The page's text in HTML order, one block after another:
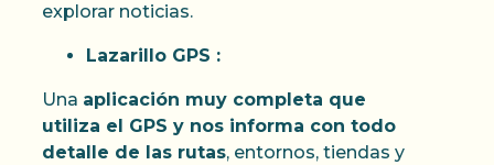
explorar noticias.
Lazarillo GPS :
Una aplicación muy completa que
utiliza el GPS y nos informa con todo
detalle de las rutas, entornos, tiendas y